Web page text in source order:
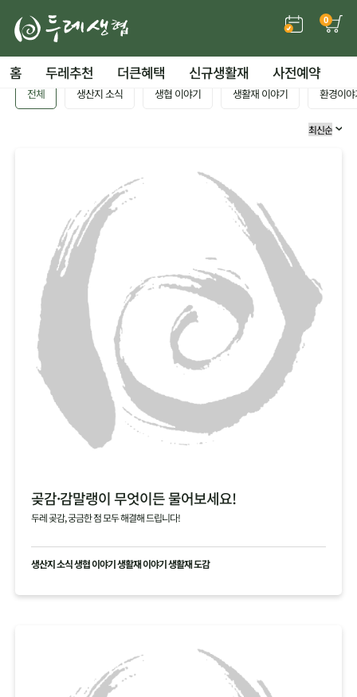
0
홈 두레추천 더큰혜택 신규생활재 사전예약
전체 생산지 소식 생협 이야기 생활재 이야기 환경이
곶감·감말랭이 무엇이든 물어보세요!
두레 곶감, 궁금한 점 모두 해결해 드립니다!
생산지 소식 생협 이야기 생활재 이야기 생활재 도감